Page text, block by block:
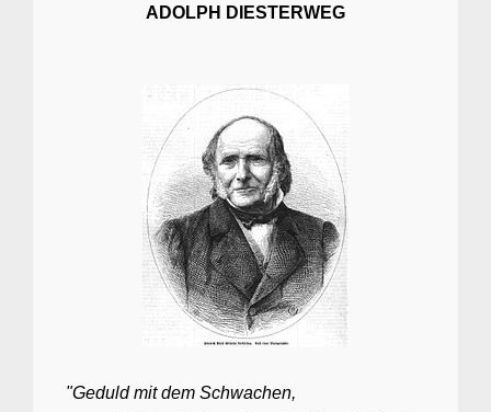
ADOLPH DIESTERWEG
"Geduld mit dem Schwachen,